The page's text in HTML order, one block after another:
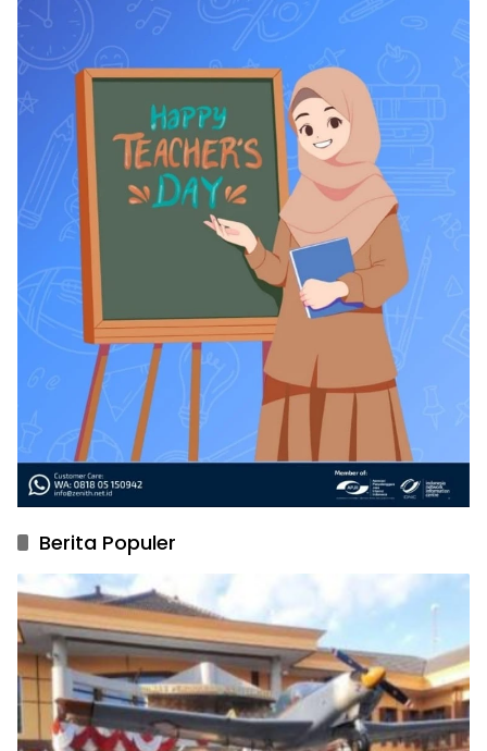
Berita Populer